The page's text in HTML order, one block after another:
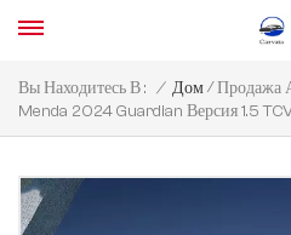
Вы Находитесь В : / Дом/Продажа
Menda 2024 Guardian Версия 1.5